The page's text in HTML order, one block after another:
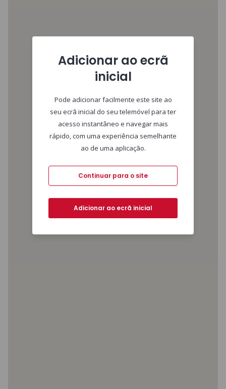
Adicionar ao ecrã
inicial
Pode adicionar facilmente este site ao
seu ecrã inicial do seu telemóvel para ter
acesso instantâneo e navegar mais
rápido, com uma experiência semelhante
ao de uma aplicação.
Continuar para o site
Adicionar ao ecrã inicial